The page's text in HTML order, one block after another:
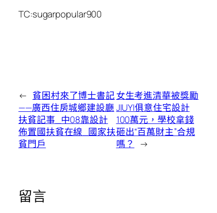
TC:sugarpopular900
← 貧困村來了博士書記
——廣西住房城鄉建設廳
扶貧記事_中08靠設計
佈置國扶貧在線_國家扶
貧門戶
女生考進清華被獎勵
JIUYI俱意住宅設計
100萬元，學校拿錢
砸出“百萬財主”合規
嗎？
→
留言